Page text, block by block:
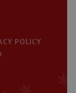
POLICY